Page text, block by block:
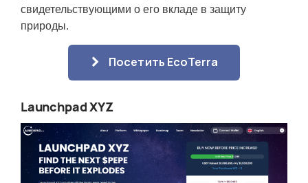
свидетельствующими о его вкладе в защиту
природы.
Посетить EcoTerra
Launchpad XYZ